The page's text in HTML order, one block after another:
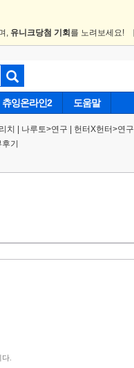
, 유니크당첨 기회 를 노려보세요!
츄잉온라인2 도움말
치 나루토>연구 헌터X헌터>연구
기
.